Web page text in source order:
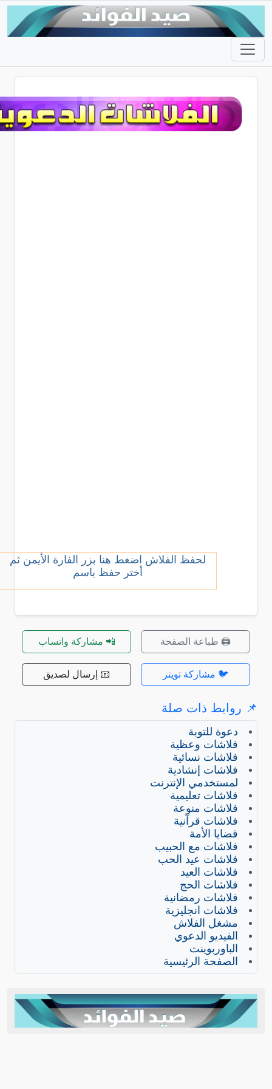
لحفظ الفلاش اضغط هنا بزر الفارة الأيمن ثم
أختر حفظ باسم
🖨️ طباعة الصفحة 📲 مشاركة واتساب
🐦 مشاركة تويتر 📧 إرسال لصديق
ذات صلة
دعوة للتوبة
فلاشات وعظية
فلاشات نسائية
فلاشات إنشادية
لمستخدمي الإنترنت
فلاشات تعليمية
فلاشات منوعة
فلاشات قرآنية
قضايا الأمة
فلاشات مع الحبيب
فلاشات عيد الحب
فلاشات العيد
فلاشات الحج
فلاشات رمضانية
فلاشات انجليزية
مشغل الفلاش
الفيديو الدعوي
الباوربوينت
الصفحة الرئيسية